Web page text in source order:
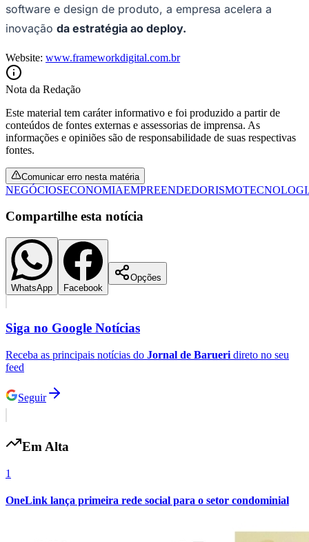
software e design de produto, a empresa acelera a
inovação da estratégia ao deploy.
Website: www.frameworkdigital.com.br
Nota da Redação
Este material tem caráter informativo e foi produzido a partir de
conteúdos de fontes externas e assessorias de imprensa. As
informações e opiniões são de responsabilidade de suas respectivas
fontes.
Comunicar erro nesta matéria
NEGÓCIOSECONOMIAEMPREENDEDORISMO
Compartilhe esta notícia
WhatsApp Facebook
Opções
Siga no Google Notícias
Receba as principais notícias do Jornal de Barueri direto no seu
feed
Seguir
Em Alta
1
OneLink lança primeira rede social para o setor condominial